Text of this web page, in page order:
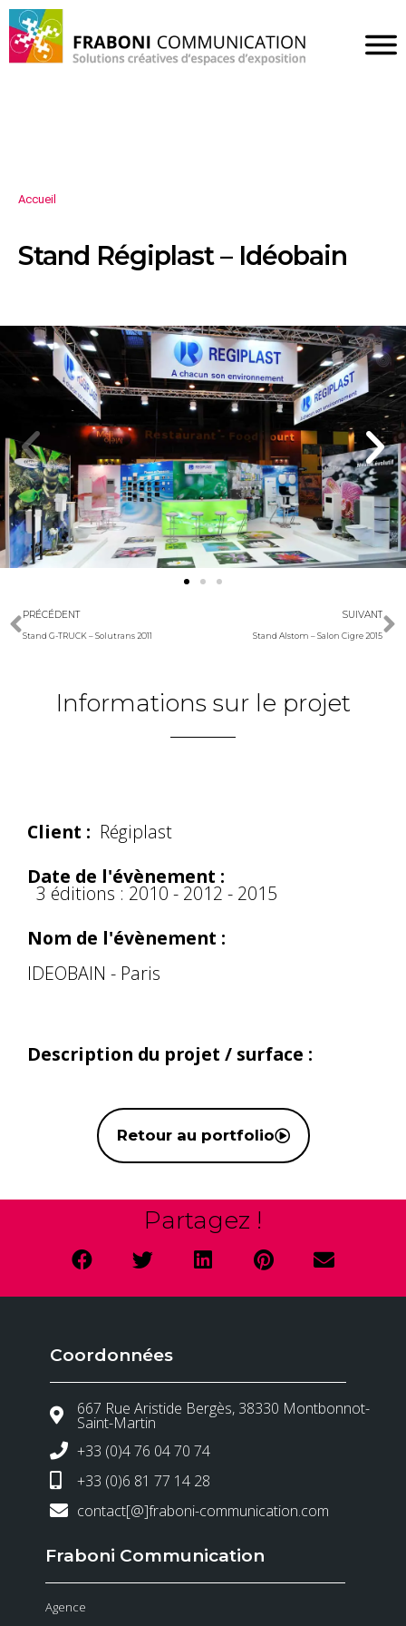
Accueil
Stand Régiplast – Idéobain
PRÉCÉDENT
Stand G-TRUCK – Solutrans 2011
SUIVANT
Stand Alstom – Salon Cigre 2015
Informations sur le projet
Client : Régiplast
Date de l'évènement :
3 éditions : 2010 - 2012 - 2015
Nom de l'évènement :
IDEOBAIN - Paris
Description du projet / surface :
Retour au portfolio
Partagez !
Coordonnées
667 Rue Aristide Bergès, 38330 Montbonnot-
Saint-Martin
+33 (0)4 76 04 70 74
+33 (0)6 81 77 14 28
contact[@]fraboni-communication.com
Fraboni Communication
Agence